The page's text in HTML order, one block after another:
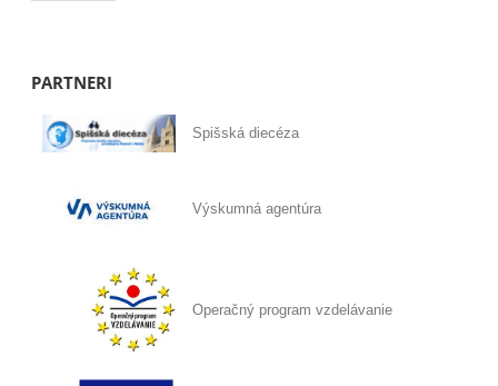
PARTNERI
Spišská diecéza
Výskumná agentúra
Operačný program vzdelávanie